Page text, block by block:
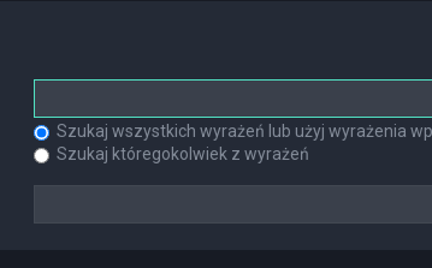
Szukaj wszystkich wyrażeń lub użyj wyrażenia
Szukaj któregokolwiek z wyrażeń